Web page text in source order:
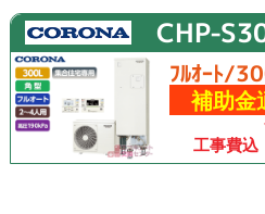
CHP-
ﾌﾙｵｰﾄ/
補助金
工事費込